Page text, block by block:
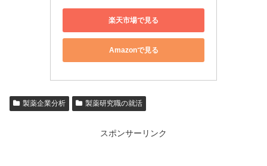
楽天市場で見る
Amazonで見る
製薬企業分析 製薬研究職の就活
スポンサーリンク